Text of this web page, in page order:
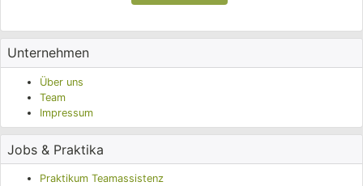
Unternehmen
Über uns
Team
Impressum
Jobs & Praktika
Praktikum Teamassistenz